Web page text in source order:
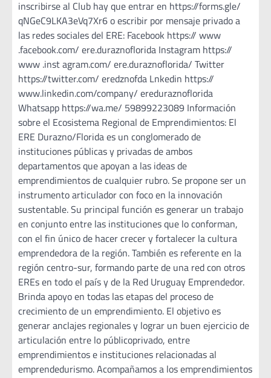
inscribirse al Club hay que entrar en https://forms.gle/
qNGeC9LKA3eVq7Xr6 o escribir por mensaje privado a
las redes sociales del ERE: Facebook https:// www
.facebook.com/ ere.duraznoflorida Instagram https://
www .inst agram.com/ ere.duraznoflorida/ Twitter
https://twitter.com/ eredznofda Lnkedin https://
www.linkedin.com/company/ ereduraznoflorida
Whatsapp https://wa.me/ 59899223089 Información
sobre el Ecosistema Regional de Emprendimientos: El
ERE Durazno/Florida es un conglomerado de
instituciones públicas y privadas de ambos
departamentos que apoyan a las ideas de
emprendimientos de cualquier rubro. Se propone ser un
instrumento articulador con foco en la innovación
sustentable. Su principal función es generar un trabajo
en conjunto entre las instituciones que lo conforman,
con el fin único de hacer crecer y fortalecer la cultura
emprendedora de la región. También es referente en la
región centro-sur, formando parte de una red con otros
EREs en todo el país y de la Red Uruguay Emprendedor.
Brinda apoyo en todas las etapas del proceso de
crecimiento de un emprendimiento. El objetivo es
generar anclajes regionales y lograr un buen ejercicio de
articulación entre lo públicoprivado, entre
emprendimientos e instituciones relacionadas al
emprendedurismo. Acompañamos a los emprendimientos